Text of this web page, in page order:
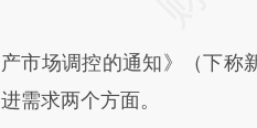
产市场调控的通知》（下称
进需求两个方面。